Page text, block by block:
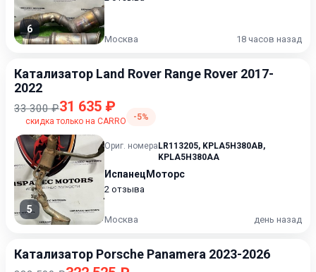
6
Москва 18 часов назад
Катализатор Land Rover Range Rover 2017-
2022
33 300 ₽31 635 ₽
скидка только на CARRO -5%
5
Ориг. номера LR113205, KPLA5H380AB,
KPLA5H380AA
ИспанецМоторс
2 отзыва
Москва день назад
Катализатор Porsche Panamera 2023-2026